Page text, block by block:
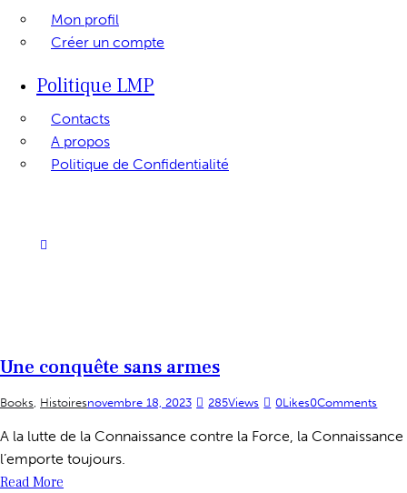
Mon profil
Créer un compte
Politique LMP
Contacts
A propos
Politique de Confidentialité
Une conquête sans armes
Books, Histoiresnovembre 18, 2023 285Views 0Likes0Comments
A la lutte de la Connaissance contre la Force, la Connaissance
l’emporte toujours.
Read More